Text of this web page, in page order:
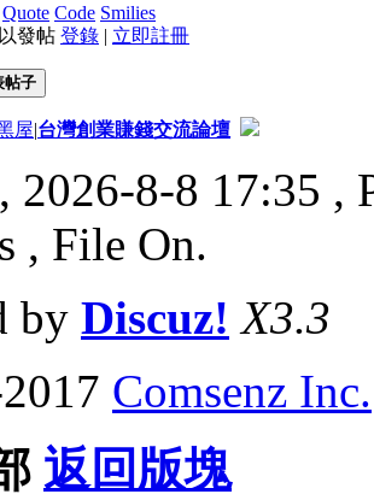
Quote Code Smilies
發帖 登錄 | 立即註冊
帖子
屋|台灣創業賺錢交流論壇
2026-8-8 17:35 ,
, File On.
by Discuz! X3.3
Comsenz Inc.
返回版塊